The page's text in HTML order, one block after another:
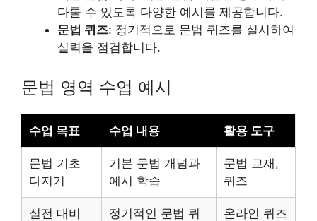
다룰 수 있도록 다양한 예시를 제공합니다.
문법 퀴즈: 정기적으로 문법 퀴즈를 실시하여
실력을 점검합니다.
문법 영역 수업 예시
수업 목표 수업 내용 활용 도구
문법 기초
다지기
기본 문법 개념과
예시 학습
문법 교재,
퀴즈
실전 대비
정기적인 문법 퀴
온라인 퀴즈